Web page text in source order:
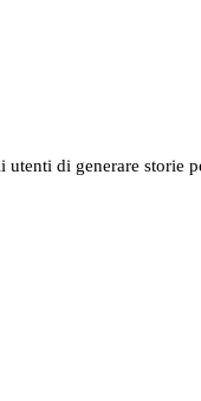
di generare storie